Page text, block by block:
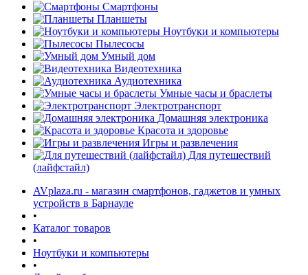
Смартфоны
Планшеты
Ноутбуки и компьютеры
Пылесосы
Умный дом
Видеотехника
Аудиотехника
Умные часы и браслеты
Электротранспорт
Домашняя электроника
Красота и здоровье
Игры и развлечения
Для путешествий
(лайфстайл)
AVplaza.ru - магазин смартфонов, гаджетов и умных
устройств в Барнауле
•
Каталог товаров
•
Ноутбуки и компьютеры
•
раз в 2 недели